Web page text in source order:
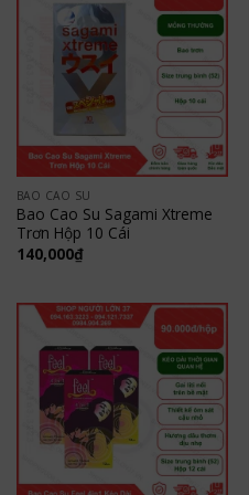
BAO CAO SU
Bao Cao Su Sagami Xtreme
Trơn Hộp 10 Cái
140,000₫